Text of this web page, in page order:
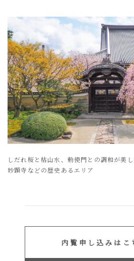
しだれ桜と枯山水、 勅使門との調和が美
妙顕寺などの歴史あるエリア
内覧申し込みは